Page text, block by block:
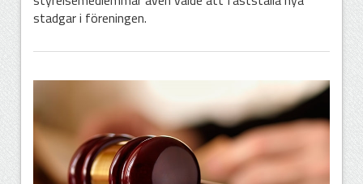
stadgar i föreningen.